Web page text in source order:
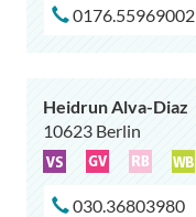
0176.55969002
Heidrun Alva-Diaz
10623 Berlin
030.36803980